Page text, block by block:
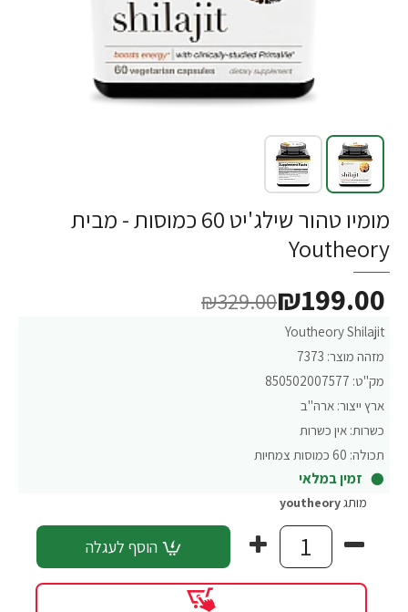
-40%
מומיו טהור שילג'יט 60 כמוסות - מבית
Youtheory
Youtheory Shilajit
מזהה מוצר: 7373
מק"ט: 850502007577
ארץ ייצור: ארה"ב
כשרות: אין כשרות
תכולה: 60 כמוסות צמחיות
זמין במלאי
₪199.00
₪329.00
מותגyoutheory
הוסף לעגלה